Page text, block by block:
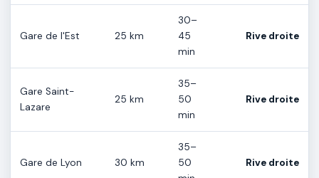
Gare de l'Est 25 km
30–
45
min
Rive droite
Gare Saint-
Lazare
25 km
35–
50
min
Rive droite
Gare de Lyon 30 km
35–
50
Rive droite